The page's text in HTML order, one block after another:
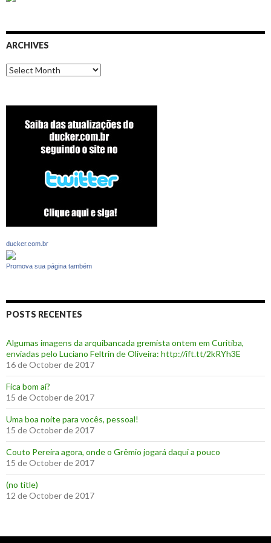
ARCHIVES
Archives
ducker.com.br
Promova sua página também
POSTS RECENTES
Algumas imagens da arquibancada gremista ontem em Curitiba,
enviadas pelo Luciano Feltrin de Oliveira: http://ift.tt/2kRYh3E
16 de October de 2017
‪Fica bom aí?‬
15 de October de 2017
Uma boa noite para vocês, pessoal!
15 de October de 2017
‪Couto Pereira agora, onde o Grêmio jogará daqui a pouco ‬
15 de October de 2017
(no title)
12 de October de 2017